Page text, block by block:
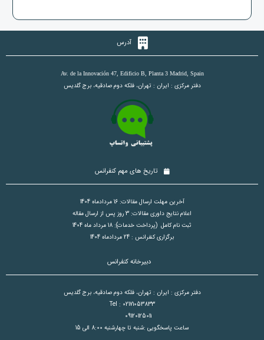
آدرس
Av. de la Innovación 47, Edificio B, Planta 3 Madrid, Spain
دفتر مرکزی : ایران : تهران، فلکه دوم صادقیه، برج گلدیس
تاریخ های مهم کنفرانس
آخرین مهلت ارسال مقالات: 16 مردادماه 1404
اعلام نتایج داوری مقالات: 3 روز پس از ارسال مقاله
ثبت نام کامل (پرداخت خدمات): 18 مرداد ماه 1404
برگزاری کنفرانس : 24 مردادماه 1404
دبیرخانه کنفرانس
دفتر مرکزی : ایران : تهران، فلکه دوم صادقیه، برج گلدیس
Tel : 02171053833
09120125011
ساعت پاسخگویی :شنبه تا چهارشنبه 8:00 الی 15